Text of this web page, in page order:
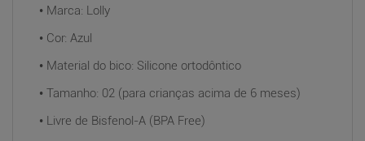
• Marca: Lolly
• Cor: Azul
• Material do bico: Silicone ortodôntico
• Tamanho: 02 (para crianças acima de 6 meses)
• Livre de Bisfenol-A (BPA Free)